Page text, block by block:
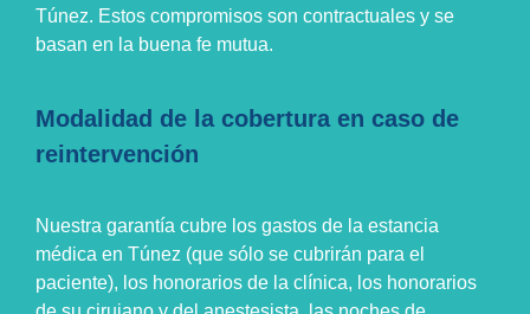
Túnez. Estos compromisos son contractuales y se
basan en la buena fe mutua.
Modalidad de la cobertura en caso de
reintervención
Nuestra garantía cubre los gastos de la estancia
médica en Túnez (que sólo se cubrirán para el
paciente), los honorarios de la clínica, los honorarios